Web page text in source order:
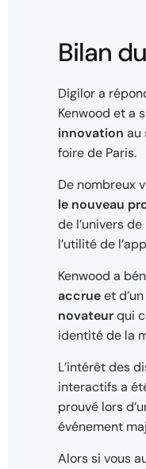
Bilan
Digilor a
Kenwood et a
innovation au
foire de Paris.
De nombreux
le nouveau
de l’univers
l’utilité de
Kenwood a
accrueet d’un
novateurqui
identité de la
L’intérêt des
interactifs a
prouvé lors
événement
Alors si vous